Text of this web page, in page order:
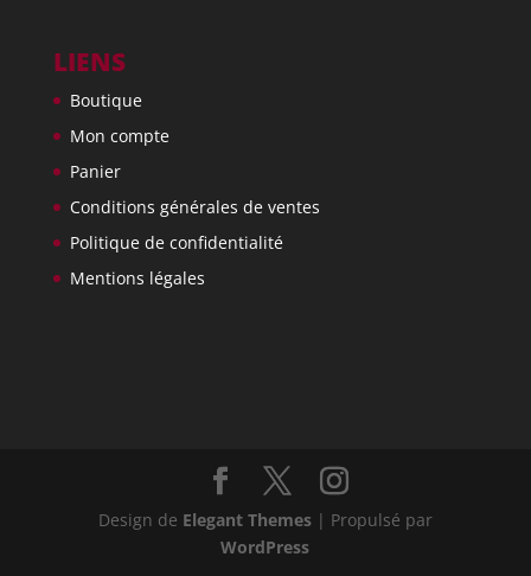
LIENS
Boutique
Mon compte
Panier
Conditions générales de ventes
Politique de confidentialité
Mentions légales
Design de Elegant Themes| Propulsé par
WordPress